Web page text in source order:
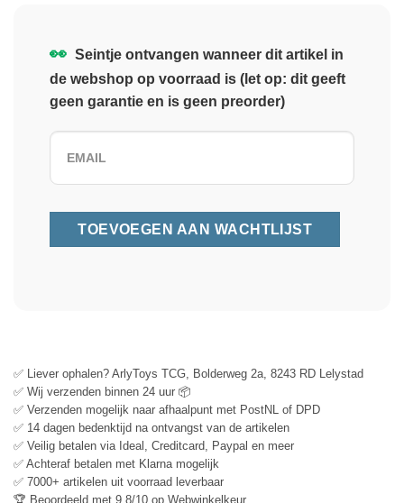
👀 Seintje ontvangen wanneer dit artikel in
de webshop op voorraad is (let op: dit geeft
geen garantie en is geen preorder)
✅ Liever ophalen? ArlyToys TCG, Bolderweg 2a, 8243 RD Lelystad
✅ Wij verzenden binnen 24 uur 📦
✅ Verzenden mogelijk naar afhaalpunt met PostNL of DPD
✅ 14 dagen bedenktijd na ontvangst van de artikelen
✅ Veilig betalen via Ideal, Creditcard, Paypal en meer
✅ Achteraf betalen met Klarna mogelijk
✅ 7000+ artikelen uit voorraad leverbaar
🏆 Beoordeeld met 9.8/10 op Webwinkelkeur